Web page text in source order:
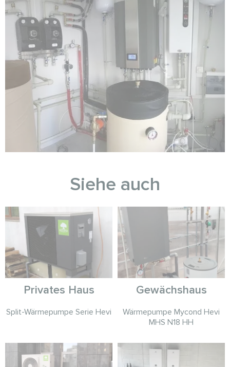
Siehe auch
Privates Haus
Split-Wärmepumpe Serie Hevi
Gewächshaus
Wärmepumpe Mycond Hevi
MHS N18 HH